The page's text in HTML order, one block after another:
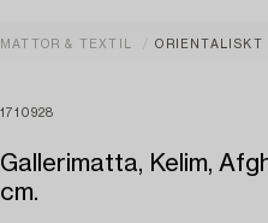
MATTOR & TEXTIL ORIENTALISKT
1710928
Gallerimatta, Kelim,
cm.